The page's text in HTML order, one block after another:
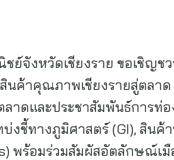
ย์จังหวัดเชียงราย ขอเชิญช
นค้าคุณภาพเชียงรายสู่ตลาด
าดและประชาสัมพันธ์การท่อ
งชี้ทางภูมิศาสตร์ (GI), สินค้
พร้อมร่วมสัมผัสอัตลักษณ์เมื